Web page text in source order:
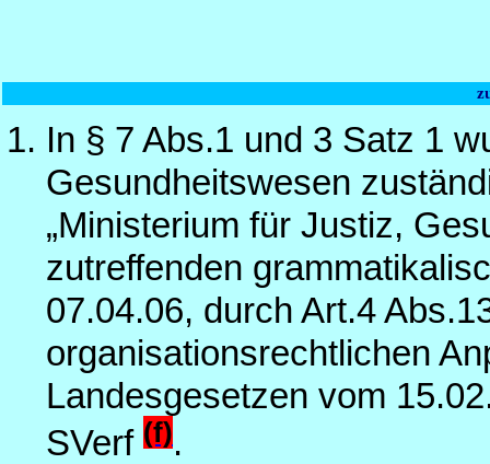
In § 7 Abs.1 und 3 Satz 1
Gesundheitswesen
„Ministerium für Justiz,
zutreffenden
07.04.06, durch Art.4
organisationsrechtlichen
Landesgesetzen vom
SVerf (f).